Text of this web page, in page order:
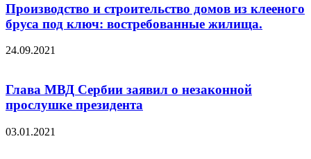
Производство и строительство домов из клееного
бруса под ключ: востребованные жилища.
24.09.2021
Глава МВД Сербии заявил о незаконной
прослушке президента
03.01.2021